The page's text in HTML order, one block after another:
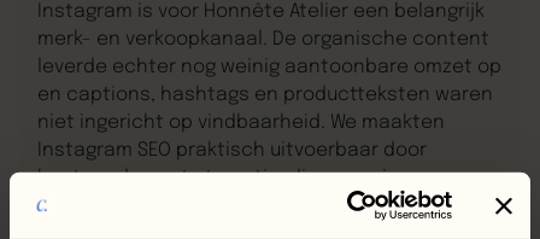
Instagram is voor Honnête Atelier een belangrijk
merk- en verkoopkanaal. De organische content
leverde echter nog weinig aantoonbare omzet op
en captions, hashtags en productteksten waren
niet ingericht op vindbaarheid. We maakten
Instagram SEO praktisch uitvoerbaar door
bestaande posts te optimaliseren, nieuwe
content direct goed op te bouwen en CTA’s te